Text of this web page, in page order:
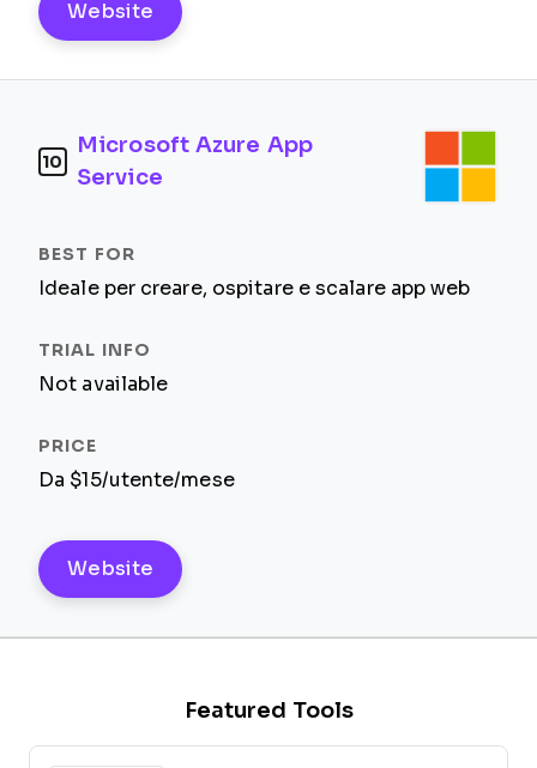
Website
10
Microsoft Azure App
Service
Ideale per creare, ospitare e scalare app web
Not available
Da $15/utente/mese
Website
Featured Tools